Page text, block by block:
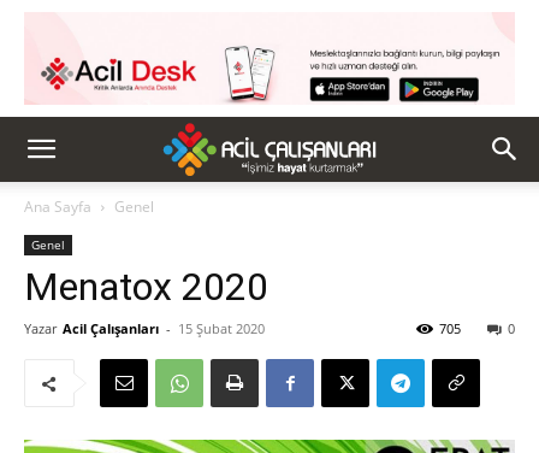
Ana Sayfa Genel
Genel
Menatox 2020
Yazar Acil Çalışanları - 15 Şubat 2020 0
705